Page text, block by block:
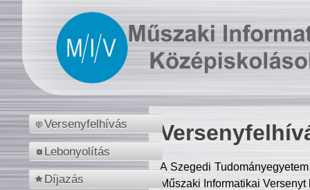
Versenyfelhívás
Lebonyolítás
Díjazás
A Szegedi
Műszaki Informatikai